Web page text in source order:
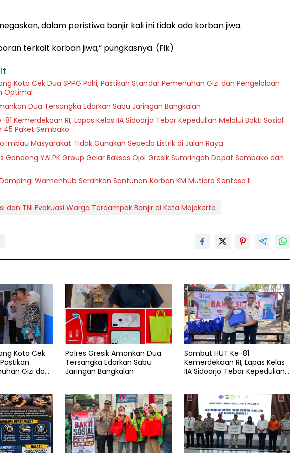
dalam peristiwa banjir kali ini tidak ada korban jiwa.
terkait korban jiwa,” pungkasnya. (Fik)
Kota Cek Dua SPPG Polri, Pastikan Standar Pemenuhan Gizi dan Pengelolaan
Optimal
Dua Tersangka Edarkan Sabu Jaringan Bangkalan
81 Kemerdekaan RI, Lapas Kelas IIA Sidoarjo Tebar Kepedulian Melalui Bakti Sosial
45 Paket Sembako
Imbau Masyarakat Tidak Gunakan Sepeda Listrik di Jalan Raya
Gandeng YALPK Group Gelar Baksos Ojol Gresik Sumringah Dapat Sembako dan
Wamenhub Serahkan Santunan Korban KM Mutiara Sentosa II
dan TNI Evakuasi Warga Terdampak Banjir di Kota Mojokerto
Kota Cek
Gizi dan
Polres Gresik Amankan Dua
Tersangka Edarkan Sabu
Jaringan Bangkalan
Sambut HUT Ke-81
Kemerdekaan RI, Lapas Kelas
IIA Sidoarjo Tebar Kepedulian
Sembako